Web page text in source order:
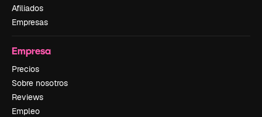
Afiliados
Empresas
Empresa
Precios
Sobre nosotros
Reviews
Empleo